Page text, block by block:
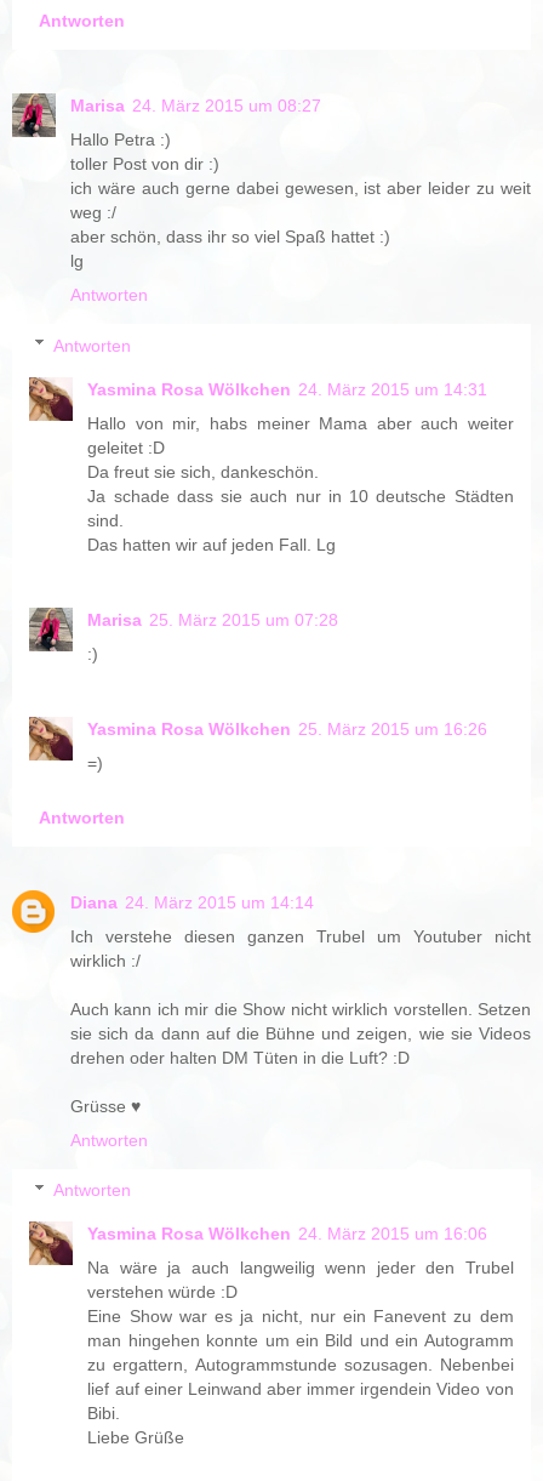
Antworten
Marisa 24. März 2015 um 08:27
Hallo Petra :)
toller Post von dir :)
ich wäre auch gerne dabei gewesen, ist aber leider zu weit
weg :/
aber schön, dass ihr so viel Spaß hattet :)
lg
Antworten
Antworten
Yasmina Rosa Wölkchen 24. März 2015 um 14:31
Hallo von mir, habs meiner Mama aber auch weiter
geleitet :D
Da freut sie sich, dankeschön.
Ja schade dass sie auch nur in 10 deutsche Städten
sind.
Das hatten wir auf jeden Fall. Lg
Marisa 25. März 2015 um 07:28
:)
Yasmina Rosa Wölkchen 25. März 2015 um 16:26
=)
Antworten
Diana 24. März 2015 um 14:14
Ich verstehe diesen ganzen Trubel um Youtuber nicht
wirklich :/
Auch kann ich mir die Show nicht wirklich vorstellen. Setzen
sie sich da dann auf die Bühne und zeigen, wie sie Videos
drehen oder halten DM Tüten in die Luft? :D
Grüsse ♥
Antworten
Antworten
Yasmina Rosa Wölkchen 24. März 2015 um 16:06
Na wäre ja auch langweilig wenn jeder den Trubel
verstehen würde :D
Eine Show war es ja nicht, nur ein Fanevent zu dem
man hingehen konnte um ein Bild und ein Autogramm
zu ergattern, Autogrammstunde sozusagen. Nebenbei
lief auf einer Leinwand aber immer irgendein Video von
Bibi.
Liebe Grüße